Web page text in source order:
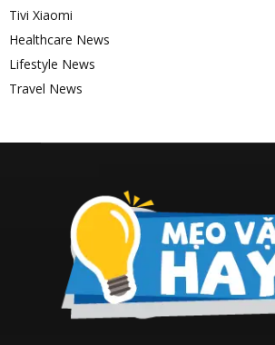
Tivi Xiaomi
Healthcare News
Lifestyle News
Travel News